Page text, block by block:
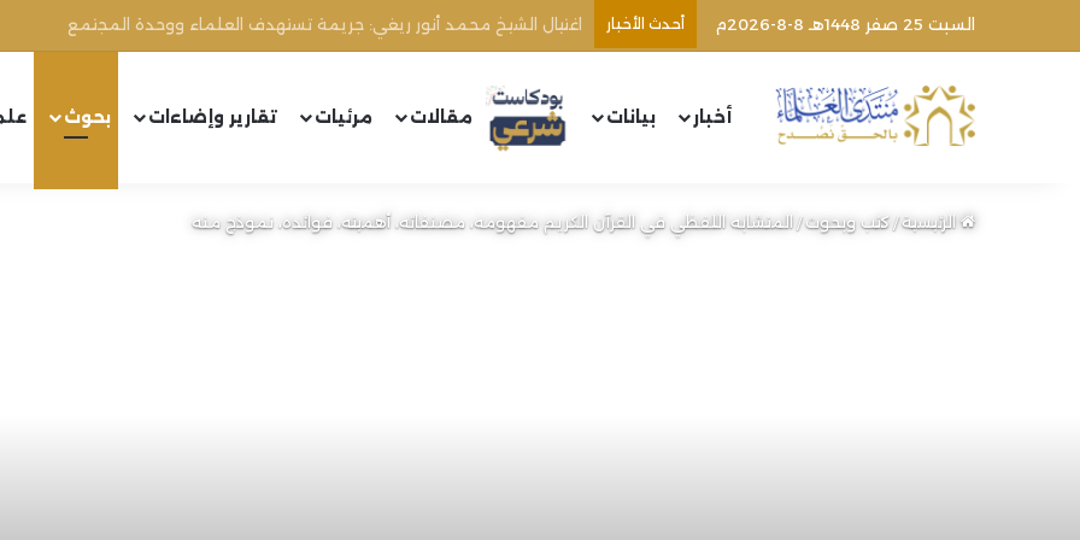
السبت 25 صفر 1448هـ 8-8-2026م أحدث الأخبار
أخبار بيانات مقالات مرئيات تقارير وإضاءات بحوث
الرئيسية/كتب وبحوث/المتشابه اللفظي في القرآن الكريم مفهومه، مصنفاته، أهميته، فوائده، نموذج منه